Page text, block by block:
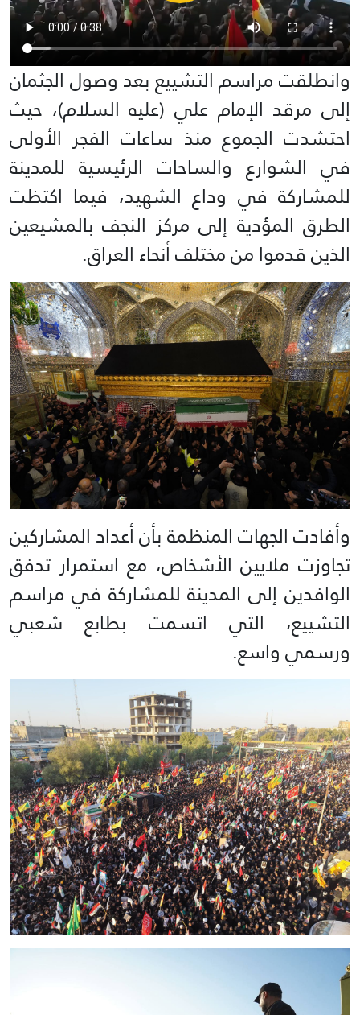
وانطلقت مراسم التشييع بعد وصول الجثمان
إلى مرقد الإمام علي (عليه السلام)، حيث
احتشدت الجموع منذ ساعات الفجر الأولى
في الشوارع والساحات الرئيسية للمدينة
للمشاركة في وداع الشهيد، فيما اكتظت
الطرق المؤدية إلى مركز النجف بالمشيعين
الذين قدموا من مختلف أنحاء العراق.
وأفادت الجهات المنظمة بأن أعداد المشاركين
تجاوزت ملايين الأشخاص، مع استمرار تدفق
الوافدين إلى المدينة للمشاركة في مراسم
التشييع، التي اتسمت بطابع شعبي
ورسمي واسع.